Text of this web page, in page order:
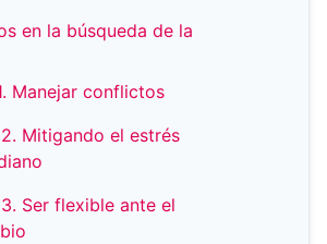
en la búsqueda de la
Manejar conflictos
Mitigando el estrés
Ser flexible ante el